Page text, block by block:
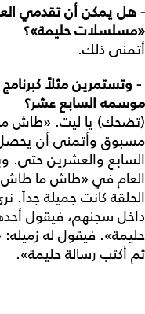
- هل يمكن أن تقدمي
«مسلسلات حليمة»؟
أتمنى ذلك.
- وتستمرين مثلاً
موسمه السابع عشر؟
(تضحك) يا ليت. «طاش ما
مسبوق وأتمنى أن
السابع والعشرين حتى.
العام في «طاش ما
الحلقة كانت جميلة جداً.
داخل سجنهم، فيقول
حليمة». فيقول له
ثم أكتب رسالة حليمة».